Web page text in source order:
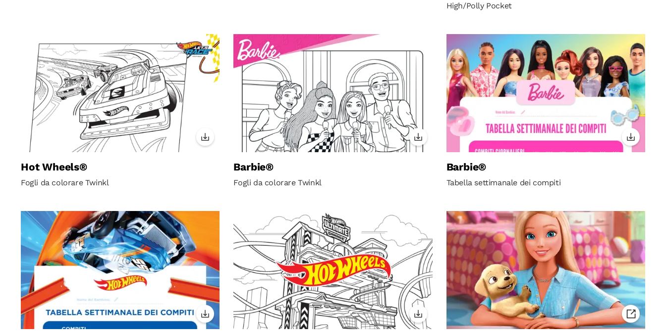
High/Polly Pocket
Hot Wheels®
Fogli da colorare Twinkl
Barbie®
Fogli da colorare Twinkl
Barbie®
Tabella settimanale dei compiti